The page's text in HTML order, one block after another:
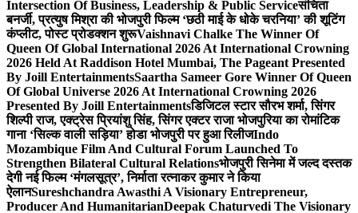
Intersection Of Business, Leadership & Public Serviceसंचिता
बनर्जी, प्रत्युष मिश्रा की भोजपुरी फिल्म ‘छठी माई के धोके चरनिया’ की शूटिंग
कंप्लीट, पोस्ट प्रोडक्शन शुरूVaishnavi Chalke The Winner Of
Queen Of Global International 2026 At International Crowning
2026 Held At Raddison Hotel Mumbai, The Pageant Presented
By Joill EntertainmentsSaartha Sameer Gore Winner Of Queen
Of Global Universe 2026 At International Crowning 2026
Presented By Joill Entertainmentsडिजिटल स्टार सौरभ शर्मा, सिंगर
शिल्पी राज, एक्ट्रेस प्रियांशु सिंह, सिंगर एक्टर राजा भोजपुरिया का रोमांटिक
गाना ‘सिल्क वाली सड़िया’ होडा भोजपुरी पर हुआ रिलीजIndo
Mozambique Film And Cultural Forum Launched To
Strengthen Bilateral Cultural Relationsभोजपुरी सिनेमा में जल्द दस्तक
देगी नई फिल्म ‘मंगलसूत्र’, निर्माता रत्नाकर कुमार ने किया
ऐलानSureshchandra Awasthi A Visionary Entrepreneur,
Producer And HumanitarianDeepak Chaturvedi The Visionary